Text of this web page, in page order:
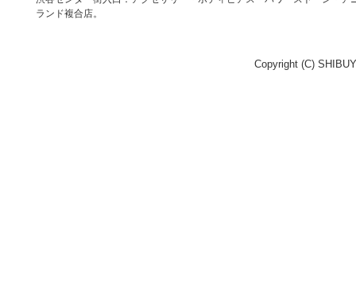
ランド複合店。
Copyright (C)